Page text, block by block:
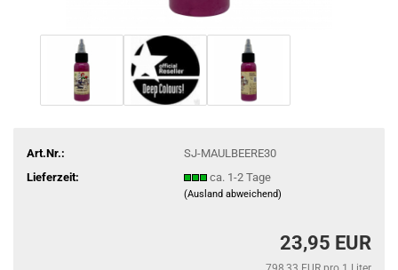
Art.Nr.:
SJ-MAULBEERE30
Lieferzeit:
ca. 1-2 Tage
(Ausland abweichend)
23,95 EUR